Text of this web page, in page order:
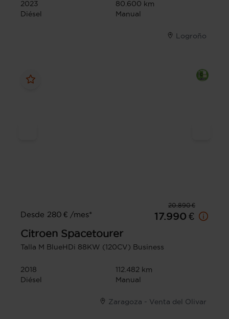
2023
80.600 km
Diésel
Manual
Logroño
20.890 €
Desde 280 € /mes*
17.990 €
Citroen Spacetourer
Talla M BlueHDi 88KW (120CV) Business
2018
112.482 km
Diésel
Manual
Zaragoza - Venta del Olivar